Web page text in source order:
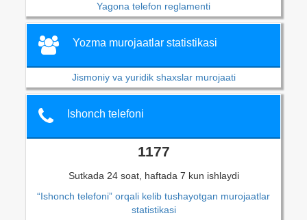
Yagona telefon reglamenti
Yozma murojaatlar statistikasi
Jismoniy va yuridik shaxslar murojaati
Ishonch telefoni
1177
Sutkada 24 soat, haftada 7 kun ishlaydi
“Ishonch telefoni” orqali kelib tushayotgan murojaatlar
statistikasi